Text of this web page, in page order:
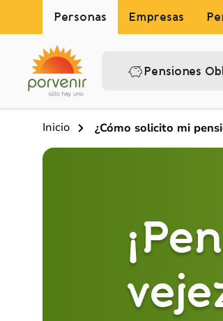
Personas Empresas
Pensiones
Inicio ¿Cómo solicito mi